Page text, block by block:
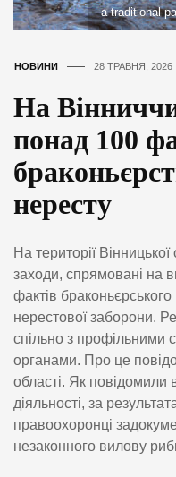
a traditional
НОВИНИ 28 ТРАВНЯ, 2026
На
понад 100
нересту
На території
заходи, спрямовані на
фактів
нерестової заборони.
спільно з
органами. Про це
області. Як повідомили
діяльності, за
правоохоронці
незаконного вилову